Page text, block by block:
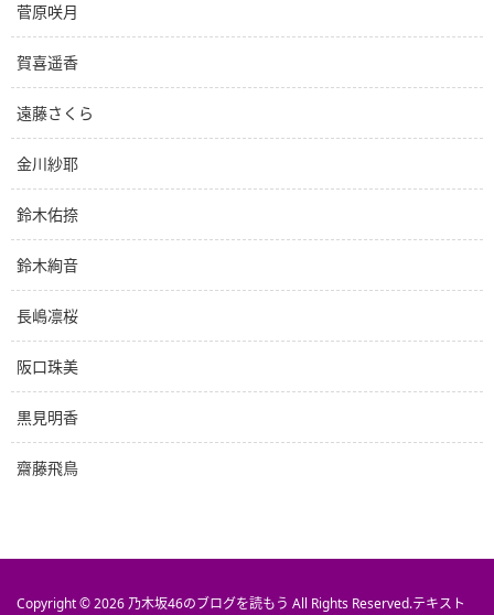
菅原咲月
賀喜遥香
遠藤さくら
金川紗耶
鈴木佑捺
鈴木絢音
長嶋凛桜
阪口珠美
黒見明香
齋藤飛鳥
Copyright © 2026乃木坂46のブログを読もう All Rights Reserved.テキスト